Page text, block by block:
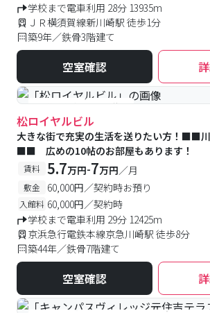
学校まで電車利用 28分 13935m
ＪＲ横須賀線新川崎駅 徒歩1分
築9年／鉄骨3階建て
空室確認
#予約受付中 #空室待ち
松ロイヤルビル
大きな街で充実の生活を送りたい方！■■
■■ 広めの10帖のお部屋もあります！
賃料 5.7万円-7万円／月
敷金 60,000円／契約時お預り
入館料 60,000円／契約時
学校まで電車利用 29分 12425m
京浜急行電鉄本線京急川崎駅 徒歩8分
築44年／鉄骨7階建て
空室確認